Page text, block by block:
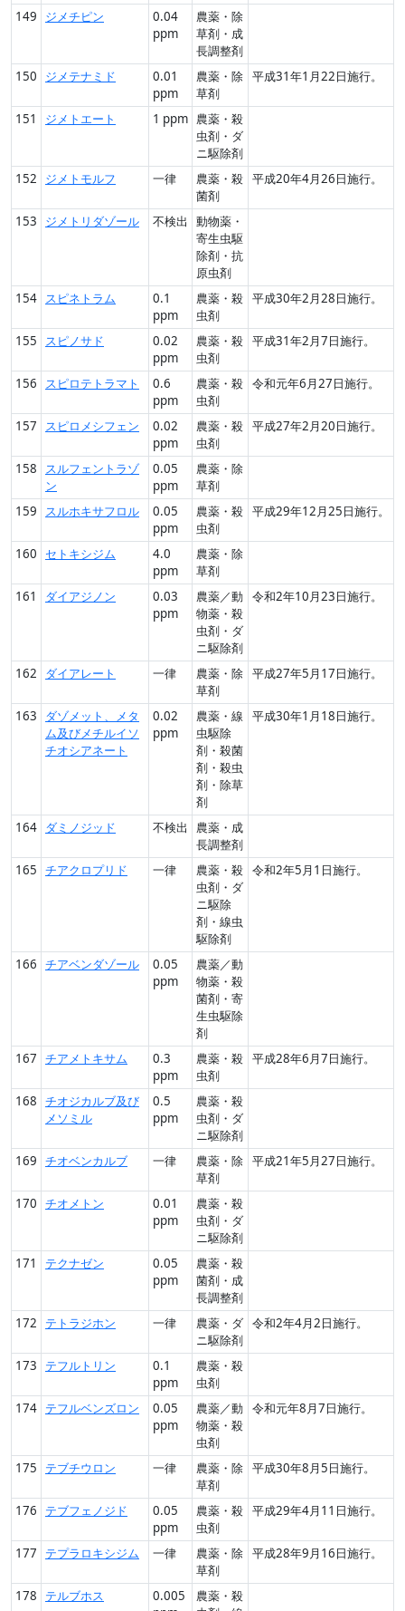
149 ジメチピン
0.04
ppm
農薬・除
草剤・成
長調整剤
150
ジメテナミド
0.01
ppm
農薬・除
草剤
平成31年1月22日施行。
151 ジメトエート 1 ppm 農薬・殺
虫剤・ダ
ニ駆除剤
152
ジメトモルフ 一律
農薬・殺
菌剤
平成20年4月26日施行。
153 ジメトリダゾール 不検出
動物薬・
寄生虫駆
除剤・抗
原虫剤
154 スピネトラム
0.1
ppm
農薬・殺
虫剤
平成30年2月28日施行。
155 スピノサド
0.02
ppm
農薬・殺
虫剤
平成31年2月7日施行。
156 スピロテトラマト
0.6
ppm
農薬・殺
虫剤
令和元年6月27日施行。
157 スピロメシフェン
0.02
ppm
農薬・殺
虫剤
平成27年2月20日施行。
158
スルフェントラゾ
ン
0.05
ppm
農薬・除
草剤
159
スルホキサフロル
0.05
ppm
農薬・殺
虫剤
平成29年12月25日施行。
160 セトキシジム
4.0
ppm
農薬・除
草剤
161
ダイアジノン
0.03
ppm
農薬／動
物薬・殺
虫剤・ダ
ニ駆除剤
令和2年10月23日施行。
162 ダイアレート 一律
農薬・除
草剤
平成27年5月17日施行。
163
ダゾメット、メタ
ム及びメチルイソ
チオシアネート
0.02
ppm
農薬・線
虫駆除
剤・殺菌
剤・殺虫
剤・除草
剤
平成30年1月18日施行。
164 ダミノジッド 不検出
農薬・成
長調整剤
165 チアクロプリド 一律
農薬・殺
虫剤・ダ
ニ駆除
剤・線虫
駆除剤
令和2年5月1日施行。
166 チアベンダゾール
0.05
ppm
農薬／動
物薬・殺
菌剤・寄
生虫駆除
剤
167 チアメトキサム
0.3
ppm
農薬・殺
虫剤
平成28年6月7日施行。
168 チオジカルブ及び
メソミル
0.5
ppm
農薬・殺
虫剤・ダ
ニ駆除剤
169 チオベンカルブ 一律
農薬・除
草剤
平成21年5月27日施行。
170 チオメトン
0.01
ppm
農薬・殺
虫剤・ダ
ニ駆除剤
171
テクナゼン
0.05
ppm
農薬・殺
菌剤・成
長調整剤
172
テトラジホン 一律
農薬・ダ
ニ駆除剤
令和2年4月2日施行。
173 テフルトリン
0.1
ppm
農薬・殺
虫剤
174 テフルベンズロン
0.05
ppm
農薬／動
物薬・殺
虫剤
令和元年8月7日施行。
175 テブチウロン 一律
農薬・除
草剤
平成30年8月5日施行。
176 テブフェノジド
0.05
ppm
農薬・殺
虫剤
平成29年4月11日施行。
177 テプラロキシジム 一律
農薬・除
草剤
平成28年9月16日施行。
178 テルブホス
0.005
農薬・殺